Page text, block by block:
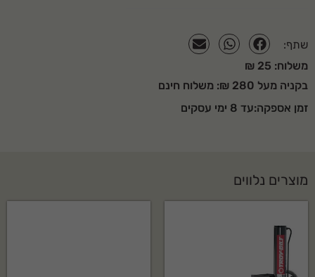
שתף:
משלוח: 25 ₪
בקניה מעל 280 ₪: משלוח חינם
זמן אספקה:עד 8 ימי עסקים
מוצרים נלווים